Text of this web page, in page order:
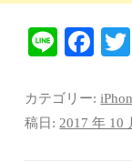
Li
Fa
bo
ok
カテゴリー:
稿日: 2017 年 10